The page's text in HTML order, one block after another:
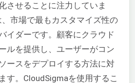
させることに注力していま
市場で最もカスタマイズ性の
イダーです。顧客にクラウド
ルを提供し、ユーザーがコン
ースをデプロイする方法に対
す。CloudSigmaを使用するこ